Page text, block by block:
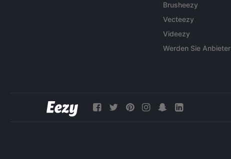
Brusheezy
Vecteezy
Videezy
Werden Sie Anbieter